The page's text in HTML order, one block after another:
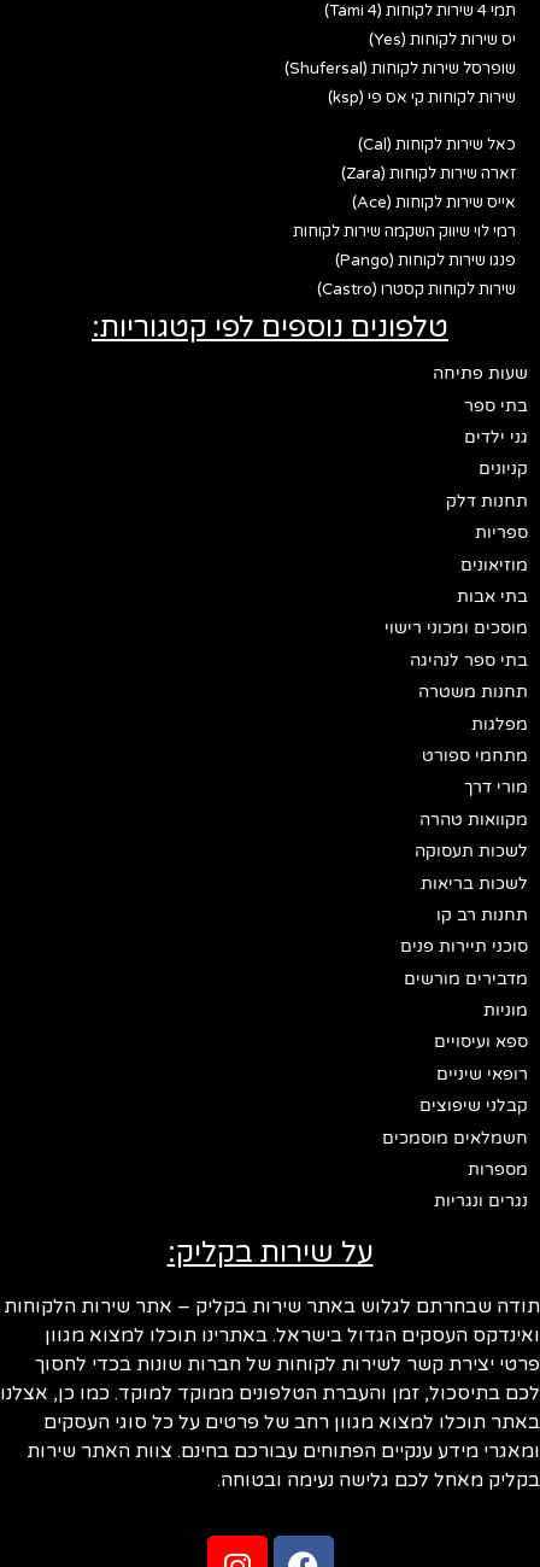
תמי 4 שירות לקוחות (Tami 4)
יס שירות לקוחות (Yes)
שופרסל שירות לקוחות (Shufersal)
שירות לקוחות קי אס פי (ksp)
כאל שירות לקוחות (Cal)
זארה שירות לקוחות (Zara)
אייס שירות לקוחות (Ace)
רמי לוי שיווק השקמה שירות לקוחות
פנגו שירות לקוחות (Pango)
שירות לקוחות קסטרו (Castro)
טלפונים נוספים לפי קטגוריות:
שעות פתיחה
בתי ספר
גני ילדים
קניונים
תחנות דלק
ספריות
מוזיאונים
בתי אבות
מוסכים ומכוני רישוי
בתי ספר לנהיגה
תחנות משטרה
מפלגות
מתחמי ספורט
מורי דרך
מקוואות טהרה
לשכות תעסוקה
לשכות בריאות
תחנות רב קו
סוכני תיירות פנים
מדבירים מורשים
מוניות
ספא ועיסויים
רופאי שיניים
קבלני שיפוצים
חשמלאים מוסמכים
מספרות
נגרים ונגריות
על שירות בקליק:
תודה שבחרתם לגלוש באתר שירות בקליק – אתר שירות הלקוחות
ואינדקס העסקים הגדול בישראל. באתרינו תוכלו למצוא מגוון
פרטי יצירת קשר לשירות לקוחות של חברות שונות בכדי לחסוך
לכם בתיסכול, זמן והעברת הטלפונים ממוקד למוקד. כמו כן, אצלנו
באתר תוכלו למצוא מגוון רחב של פרטים על כל סוגי העסקים
ומאגרי מידע ענקיים הפתוחים עבורכם בחינם. צוות האתר שירות
בקליק מאחל לכם גלישה נעימה ובטוחה.